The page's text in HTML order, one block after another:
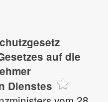
auf die
Dienstes